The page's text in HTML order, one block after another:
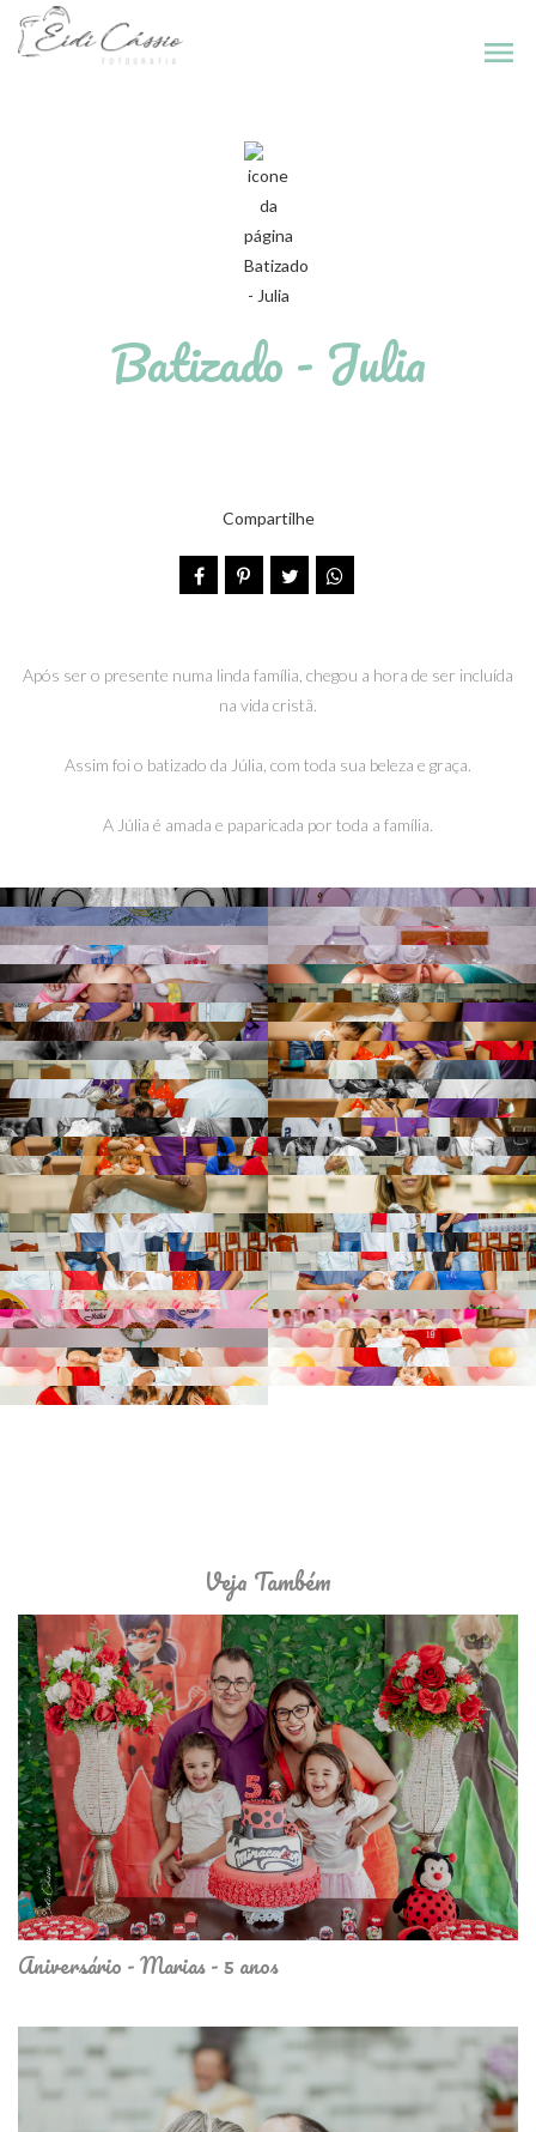
menu
Batizado - Julia
Compartilhe
Após ser o presente numa linda família, chegou a hora de ser incluída
na vida cristã.
Assim foi o batizado da Júlia, com toda sua beleza e graça.
A Júlia é amada e paparicada por toda a família.
Veja Também
Aniversário - Marias - 5 anos